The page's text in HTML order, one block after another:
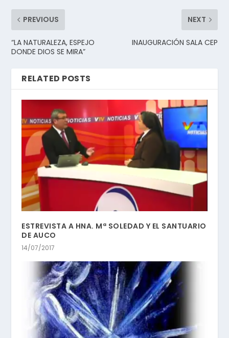
PREVIOUS
“LA NATURALEZA, ESPEJO
DONDE DIOS SE MIRA”
NEXT
INAUGURACIÓN SALA CEP
RELATED POSTS
ESTREVISTA A HNA. Mª SOLEDAD Y EL SANTUARIO
DE AUCO
14/07/2017